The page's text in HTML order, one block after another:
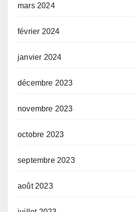
mars 2024
février 2024
janvier 2024
décembre 2023
novembre 2023
octobre 2023
septembre 2023
août 2023